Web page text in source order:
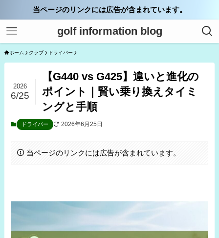
当ページのリンクには広告が含まれています。
golf information blog
ホーム クラブ ドライバー
【G440 vs G425】違いと進化の
ポイント｜賢い乗り換えタイミ
ングと手順
2026
6/25
ドライバー 2026年6月25日
当ページのリンクには広告が含まれています。